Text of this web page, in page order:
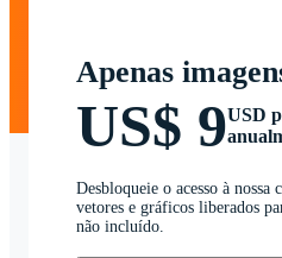
Apenas
US$ 9USD
Desbloqueie o acesso à nossa
vetores e gráficos liberados
não incluído.